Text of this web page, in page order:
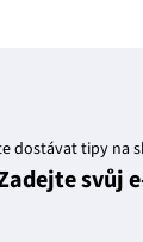
dostávat tipy na
svůj